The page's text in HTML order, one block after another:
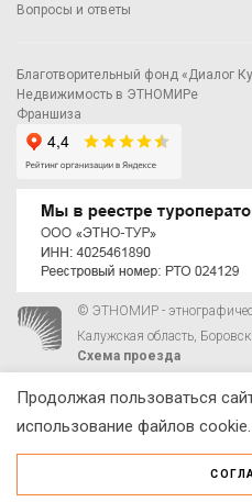
Вопросы и ответы
Благотворительный фонд «Диалог
Недвижимость в ЭТНОМИРе
Франшиза
© ЭТНОМИР -
Калужская область,
Схема проезда
Продолжая пользоваться
использование файлов cookie.